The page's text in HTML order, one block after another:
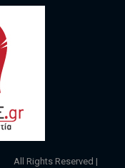
Reserved |